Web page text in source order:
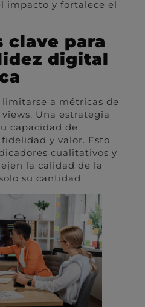
impacto y fortalece el
clave para
digital
a métricas de
Una estrategia
capacidad de
y valor. Esto
cualitativos y
la calidad de la
su cantidad.